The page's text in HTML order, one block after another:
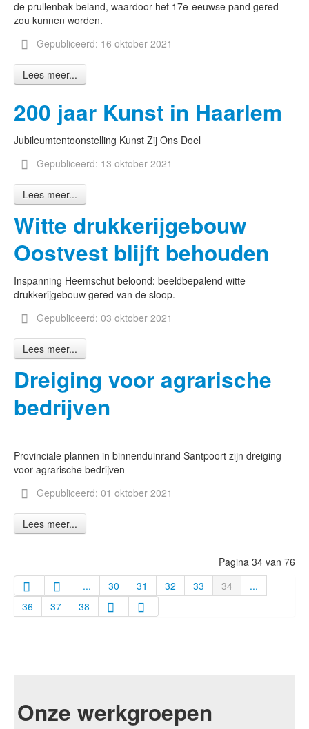
de prullenbak beland, waardoor het 17e-eeuwse pand gered
zou kunnen worden.
Gepubliceerd: 16 oktober 2021
Lees meer...
200 jaar Kunst in Haarlem
Jubileumtentoonstelling Kunst Zij Ons Doel
Gepubliceerd: 13 oktober 2021
Lees meer...
Witte drukkerijgebouw
Oostvest blijft behouden
Inspanning Heemschut beloond: beeldbepalend witte
drukkerijgebouw gered van de sloop.
Gepubliceerd: 03 oktober 2021
Lees meer...
Dreiging voor agrarische
bedrijven
Provinciale plannen in binnenduinrand Santpoort zijn dreiging
voor agrarische bedrijven
Gepubliceerd: 01 oktober 2021
Lees meer...
Pagina 34 van 76
...
30 31 32 33 34
...
36
37 38
Onze werkgroepen